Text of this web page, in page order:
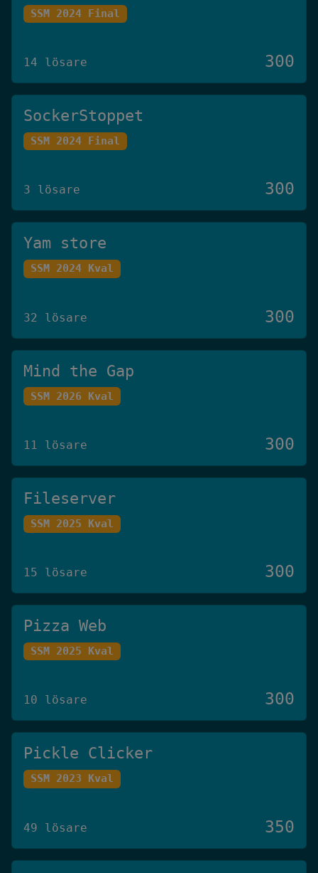
SSM 2024 Final
14 lösare 300
SockerStoppet
SSM 2024 Final
3 lösare 300
Yam store
SSM 2024 Kval
32 lösare 300
Mind the Gap
SSM 2026 Kval
11 lösare 300
Fileserver
SSM 2025 Kval
15 lösare 300
Pizza Web
SSM 2025 Kval
10 lösare 300
Pickle Clicker
SSM 2023 Kval
49 lösare 350